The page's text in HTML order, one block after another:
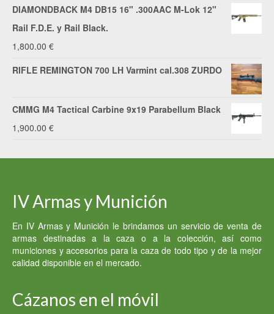
DIAMONDBACK M4 DB15 16" .300AAC M-Lok 12"
Rail F.D.E. y Rail Black.
1,800.00 €
RIFLE REMINGTON 700 LH Varmint cal.308 ZURDO
CMMG M4 Tactical Carbine 9x19 Parabellum Black
1,900.00 €
IV Armas y Munición
En IV Armas y Munición le brindamos un servicio de venta de
armas destinadas a la caza o a la colección, así como
municiones y accesorios para la caza de todo tipo y de la mejor
calidad disponible en el mercado.
Cázanos en el móvil